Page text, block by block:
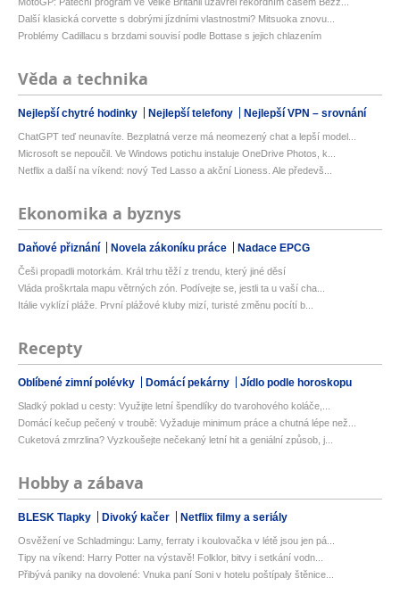
Další klasická corvette s dobrými jízdními vlastnostmi? Mitsuoka znovu...
Problémy Cadillacu s brzdami souvisí podle Bottase s jejich chlazením
Věda a technika
Nejlepší chytré hodinky Nejlepší telefony Nejlepší VPN – srovnání
ChatGPT teď neunavíte. Bezplatná verze má neomezený chat a lepší model...
Microsoft se nepoučil. Ve Windows potichu instaluje OneDrive Photos, k...
Netflix a další na víkend: nový Ted Lasso a akční Lioness. Ale předevš...
Ekonomika a byznys
Daňové přiznání Novela zákoníku práce Nadace EPCG
Češi propadli motorkám. Král trhu těží z trendu, který jiné děsí
Vláda proškrtala mapu větrných zón. Podívejte se, jestli ta u vaší cha...
Itálie vyklízí pláže. První plážové kluby mizí, turisté změnu pocítí b...
Recepty
Oblíbené zimní polévky Domácí pekárny Jídlo podle horoskopu
Sladký poklad u cesty: Využijte letní špendlíky do tvarohového koláče,...
Domácí kečup pečený v troubě: Vyžaduje minimum práce a chutná lépe než...
Cuketová zmrzlina? Vyzkoušejte nečekaný letní hit a geniální způsob, j...
Hobby a zábava
BLESK Tlapky Divoký kačer Netflix filmy a seriály
Osvěžení ve Schladmingu: Lamy, ferraty i koulovačka v létě jsou jen pá...
Tipy na víkend: Harry Potter na výstavě! Folklor, bitvy i setkání vodn...
Přibývá paniky na dovolené: Vnuka paní Soni v hotelu poštípaly štěnice...